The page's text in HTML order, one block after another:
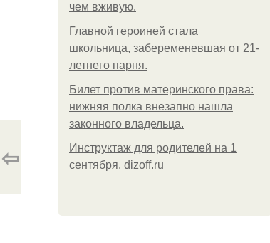
чем вживую.
Главной героиней стала
школьница, забеременевшая от 21-
летнего парня.
Билет против материнского права:
нижняя полка внезапно нашла
законного владельца.
Инструктаж для родителей на 1
сентября. dizoff.ru
⇦